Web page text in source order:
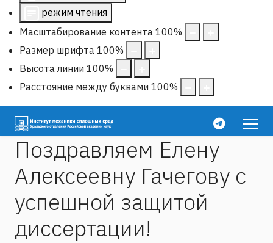
режим чтения
Масштабирование контента 100%
Размер шрифта 100%
Высота линии 100%
Расстояние между буквами 100%
Поздравляем Елену
Алексеевну Гачегову с
успешной защитой
диссертации!